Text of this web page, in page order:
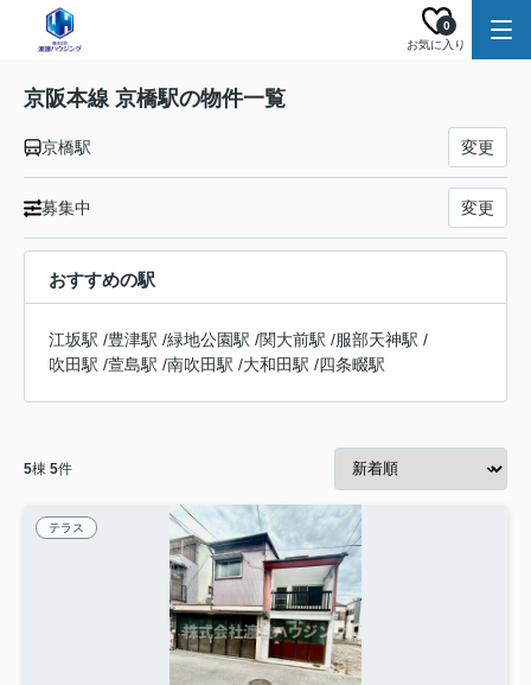
お気に入り
0
京阪本線 京橋駅の物件一覧
京橋駅 変更
募集中 変更
おすすめの駅
江坂駅 /豊津駅 /緑地公園駅 /関大前駅 /服部天神駅 /
吹田駅 /萱島駅 /南吹田駅 /大和田駅 /四条畷駅
5棟 5件
テラス